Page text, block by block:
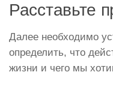
Расставьте
Далее необходимо
определить, что
жизни и чего мы